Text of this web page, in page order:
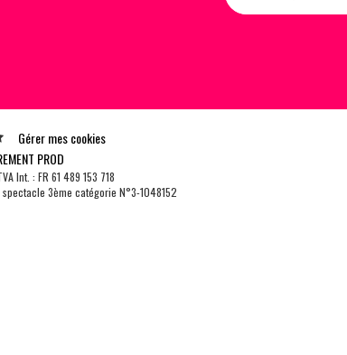
Gérer mes cookies
PROD
Int. : FR 61 489 153 718
3ème catégorie N°3-1048152